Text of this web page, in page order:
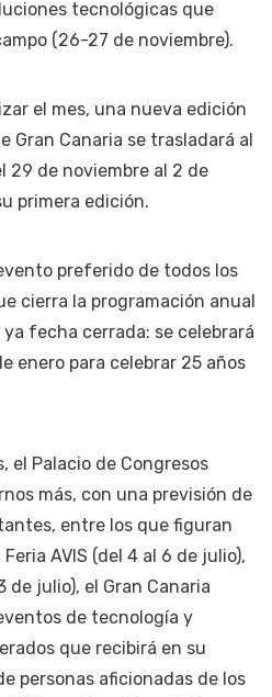
tecnológicas que
(26-27 de noviembre).
el mes, una nueva edición
Gran Canaria se trasladará al
29 de noviembre al 2 de
primera edición.
preferido de todos los
cierra la programación anual
fecha cerrada: se celebrará
enero para celebrar 25 años
el Palacio de Congresos
más, con una previsión de
entre los que figuran
AVIS (del 4 al 6 de julio),
de julio), el Gran Canaria
de tecnología y
que recibirá en su
personas aficionadas de los